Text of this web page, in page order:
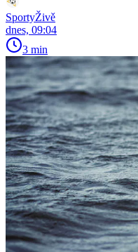
SportyŽivě
dnes, 09:04
3 min